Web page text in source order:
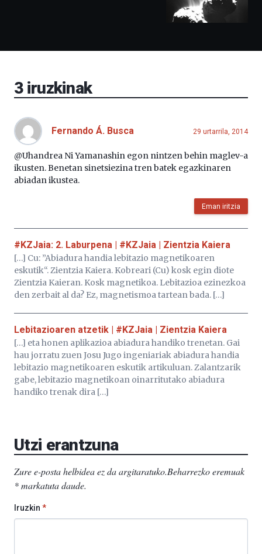
Bizkaia
3iruzkinak
Fernando Á. Busca 29 urtarrila, 2014
@Uhandrea Ni Yamanashin egon nintzen behin maglev-a
ikusten. Benetan sinetsiezina tren batek egazkinaren
abiadan ikustea.
Eman iritzia
#KZJaia: 2. Laburpena | #KZJaia | Zientzia Kaiera
[…] Cu: ”Abiadura handia lebitazio magnetikoaren
eskutik“. Zientzia Kaiera. Kobreari (Cu) kosk egin diote
Zientzia Kaieran. Kosk magnetikoa. Lebitazioa ezinezkoa
den zerbait al da? Ez, magnetismoa tartean bada. […]
Lebitazioaren atzetik | #KZJaia | Zientzia Kaiera
[…] eta honen aplikazioa abiadura handiko trenetan. Gai
hau jorratu zuen Josu Jugo ingeniariak abiadura handia
lebitazio magnetikoaren eskutik artikuluan. Zalantzarik
gabe, lebitazio magnetikoan oinarritutako abiadura
handiko trenak dira […]
Utzi erantzuna
Zure e-posta helbidea ez da argitaratuko.Beharrezko eremuak
*markatuta daude.
Iruzkin *